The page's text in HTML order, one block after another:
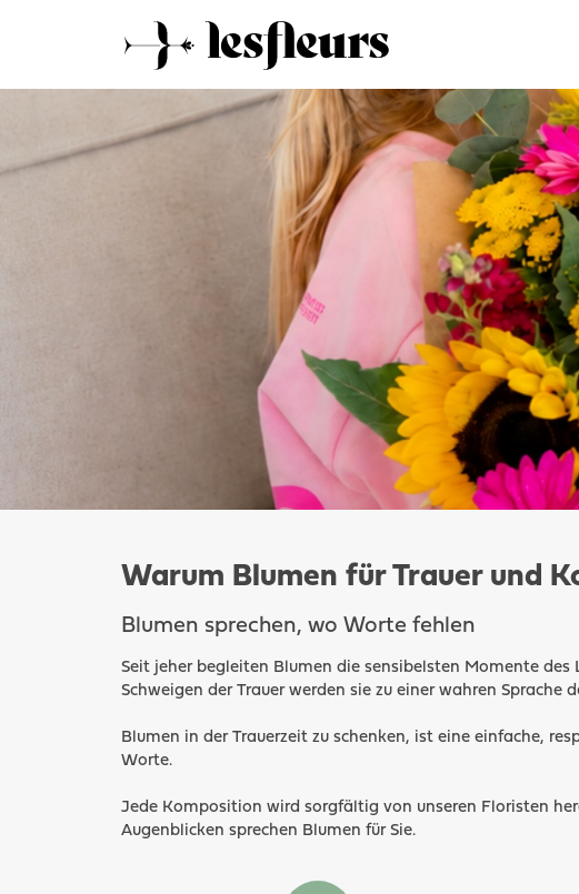
Warum Blumen für Trauer und
Blumen sprechen, wo Worte fehlen
Seit jeher begleiten Blumen die sensibelsten Momente
Schweigen der Trauer werden sie zu einer wahren Sprache
Blumen in der Trauerzeit zu schenken, ist eine einfache,
Worte.
Jede Komposition wird sorgfältig von unseren Floristen
Augenblicken sprechen Blumen für Sie.